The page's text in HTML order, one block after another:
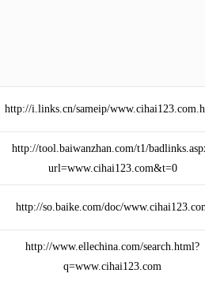
http://i.links.cn/sameip/
http://tool.baiwanzhan.com/t1/
url=www.cihai123.com&t=0
http://so.baike.com/doc/
http://www.ellechina.com/search.html?
q=www.cihai123.com